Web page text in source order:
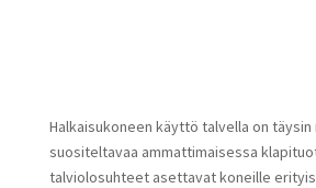
Halkaisukoneen käyttö talvella on täysin
suositeltavaa ammattimaisessa
talviolosuhteet asettavat koneille